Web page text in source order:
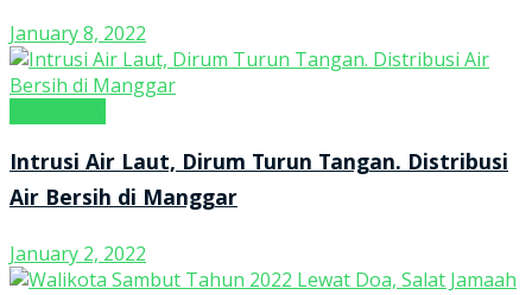
January 8, 2022
Intrusi Air Laut, Dirum Turun Tangan. Distribusi
Air Bersih di Manggar
January 2, 2022